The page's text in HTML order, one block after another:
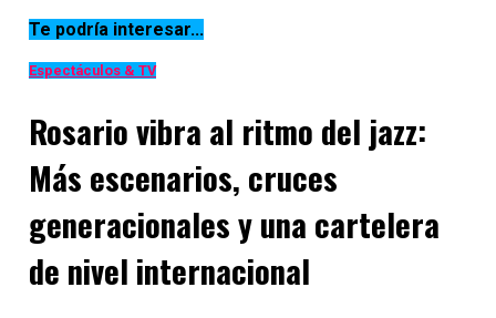
álbum profundiza la evolución artística del proyecto y
amplía su alcance internacional con colaboraciones
de peso, entre ellas participaciones de figuras globales
En los últimos años, CA7RIEL y Paco Amoroso
construyeron una propuesta que excede lo
estrictamente musical. Sus shows en vivo se
transformaron en experiencias inmersivas donde
conviven vestuario conceptual, narrativa escénica,
coreografías, visuales digitales y una estética propia
Te podría interesar...
Espectáculos & TV
Rosario vibra al ritmo del jazz:
Más escenarios, cruces
generacionales y una cartelera
de nivel internacional